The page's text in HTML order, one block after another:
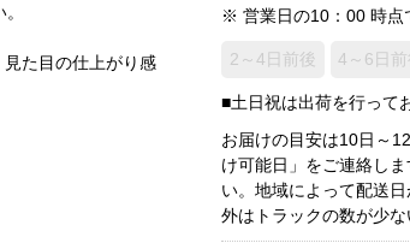
※ 営業日の10：00 時点
2～4日前後 4～6日前
■土日祝は出荷を行って
お届けの目安は10日～
け可能日」をご連絡し
い。地域によって配送
外はトラックの数が少
た目の仕上がり感